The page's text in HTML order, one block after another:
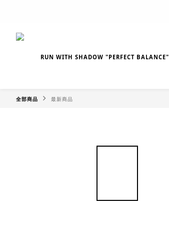
RUN WITH SHADOW "PERFECT BALANCE"
全部商品 最新商品